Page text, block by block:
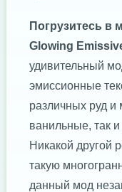
Погрузитесь в
Glowing
удивительный
эмиссионные
различных руд и
ванильные, так
Никакой другой
такую
данный мод